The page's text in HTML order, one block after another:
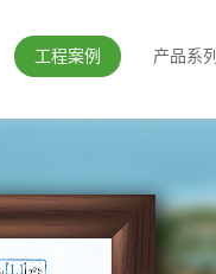
工程案例 产品系列